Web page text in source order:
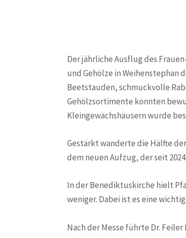
Der jährliche Ausflug des
und Gehölze in
Beetstauden, schmuckvolle
Gehölzsortimente konnten
Kleingewächshäusern wurde
Gestärkt wanderte die Hälfte
dem neuen Aufzug, der seit
In der Benediktuskirche hielt
weniger. Dabei ist es eine
Nach der Messe führte Dr.